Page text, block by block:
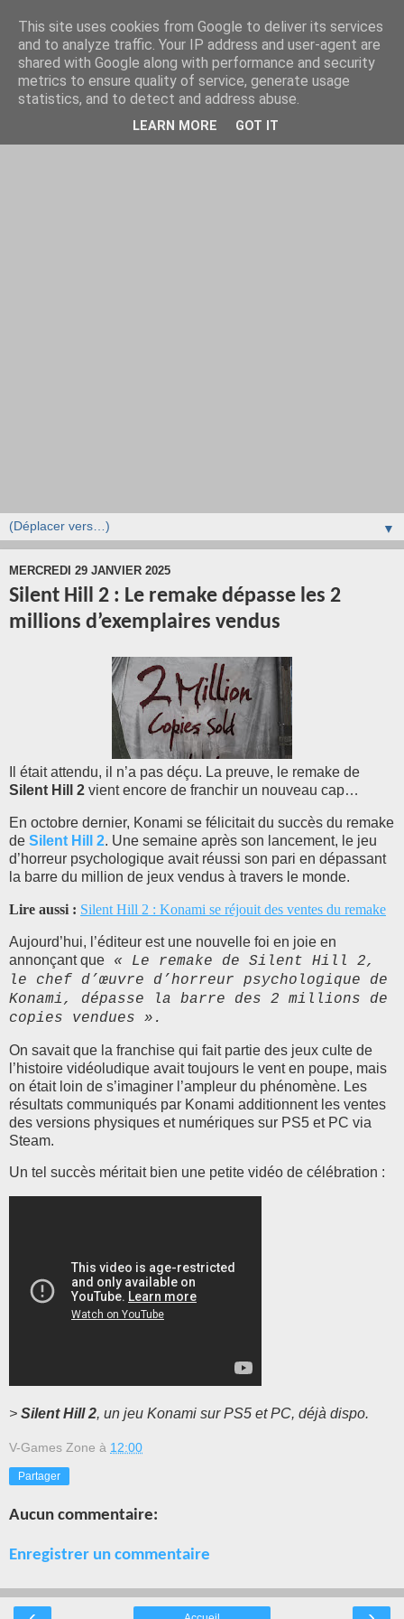
▼
MERCREDI 29 JANVIER 2025
Silent Hill 2 : Le remake dépasse les 2
millions d’exemplaires vendus
Il était attendu, il n’a pas déçu. La preuve, le remake de
Silent Hill 2 vient encore de franchir un nouveau cap…
En octobre dernier, Konami se félicitait du succès du remake
de Silent Hill 2. Une semaine après son lancement, le jeu
d’horreur psychologique avait réussi son pari en dépassant
la barre du million de jeux vendus à travers le monde.
Lire aussi : Silent Hill 2 : Konami se réjouit des ventes du remake
Aujourd’hui, l’éditeur est une nouvelle foi en joie en
annonçant que
« Le remake de Silent Hill 2,
le chef d’œuvre d’horreur psychologique de
Konami, dépasse la barre des 2 millions de
copies vendues ».
On savait que la franchise qui fait partie des jeux culte de
l’histoire vidéoludique avait toujours le vent en poupe, mais
on était loin de s’imaginer l’ampleur du phénomène. Les
résultats communiqués par Konami additionnent les ventes
des versions physiques et numériques sur PS5 et PC via
Steam.
Un tel succès méritait bien une petite vidéo de célébration :
> Silent Hill 2, un jeu Konami sur PS5 et PC, déjà dispo.
V-Games Zone à 12:00
Partager
Aucun commentaire:
Enregistrer un commentaire
This site uses cookies from Google to deliver its services
and to analyze traffic. Your IP address and user-agent are
shared with Google along with performance and security
metrics to ensure quality of service, generate usage
statistics, and to detect and address abuse.
LEARN MORE GOT IT